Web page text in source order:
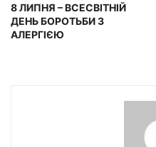
8 ЛИПНЯ – ВСЕСВІТНІЙ
ДЕНЬ БОРОТЬБИ З
АЛЕРГІЄЮ